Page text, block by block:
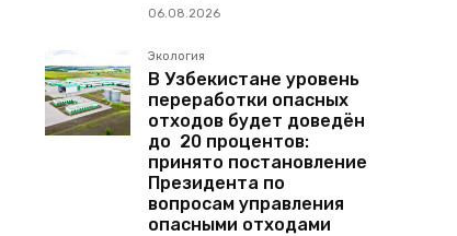
06.08.2026
Экология
В Узбекистане уровень
переработки опасных
отходов будет доведён
до 20 процентов:
принято постановление
Президента по
вопросам управления
опасными отходами